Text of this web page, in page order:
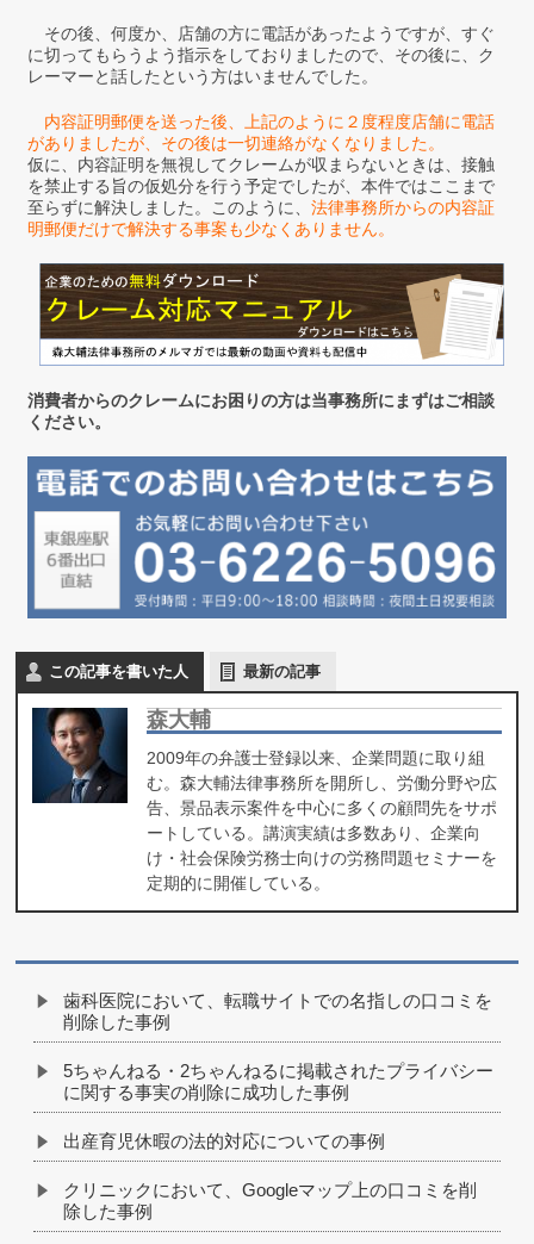
その後、何度か、店舗の方に電話があったようですが、すぐ
に切ってもらうよう指示をしておりましたので、その後に、ク
レーマーと話したという方はいませんでした。
内容証明郵便を送った後、上記のように２度程度店舗に電話
がありましたが、その後は一切連絡がなくなりました。
仮に、内容証明を無視してクレームが収まらないときは、接触
を禁止する旨の仮処分を行う予定でしたが、本件ではここまで
至らずに解決しました。このように、法律事務所からの内容証
明郵便だけで解決する事案も少なくありません。
消費者からのクレームにお困りの方は当事務所にまずはご相談
ください。
この記事を書いた人 最新の記事
森大輔
2009年の弁護士登録以来、企業問題に取り組
む。森大輔法律事務所を開所し、労働分野や広
告、景品表示案件を中心に多くの顧問先をサポ
ートしている。講演実績は多数あり、企業向
け・社会保険労務士向けの労務問題セミナーを
定期的に開催している。
歯科医院において、転職サイトでの名指しの口コミを
削除した事例
5ちゃんねる・2ちゃんねるに掲載されたプライバシー
に関する事実の削除に成功した事例
出産育児休暇の法的対応についての事例
クリニックにおいて、Googleマップ上の口コミを削
除した事例